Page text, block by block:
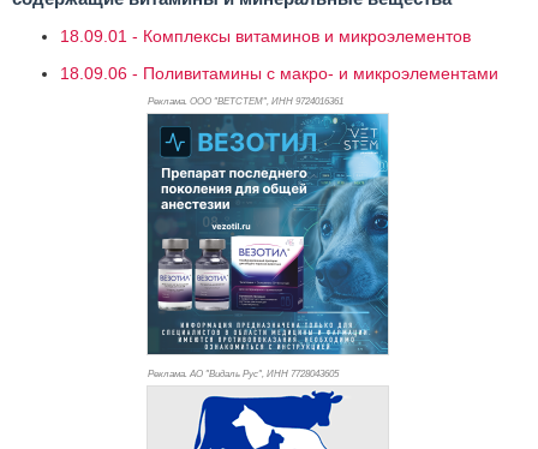
18.09.01 - Комплексы витаминов и микроэлементов
18.09.06 - Поливитамины с макро- и микроэлементами
Реклама. ООО "ВЕТСТЕМ", ИНН 9724016361
Реклама. АО "Видаль Рус", ИНН 7728043605